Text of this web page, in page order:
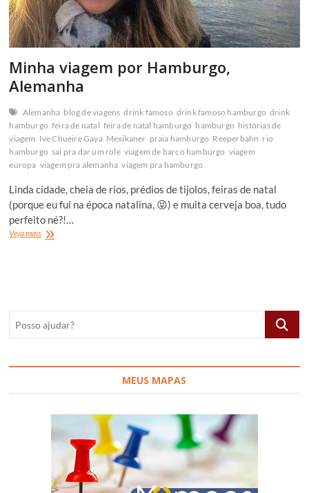
Minha viagem por Hamburgo,
Alemanha
Alemanha blog de viagens drink famoso drink famoso hamburgo drink
hamburgo feira de natal feira de natal hamburgo hamburgo histórias de
viagem Ive Chueire Gaya Mexikaner praia hamburgo Reeperbahn rio
hamburgo sai pra dar um role viagem de barco hamburgo viagem
europa viagem pra alemanha viagem pra hamburgo
Linda cidade, cheia de rios, prédios de tijolos, feiras de natal
(porque eu fui na época natalina, 😝) e muita cerveja boa, tudo
perfeito né?!…
Veja maisMinha
Posso
ajudar?
MEUS MAPAS